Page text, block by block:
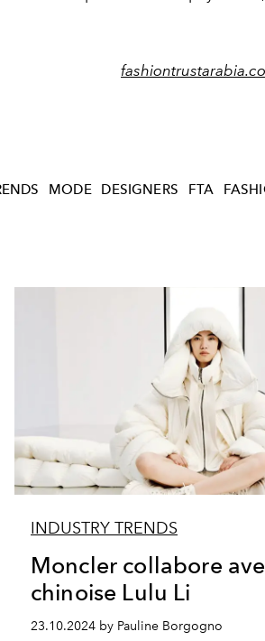
MODE DESIGNERS FTA
INDUSTRY TRENDS
Moncler collabore
chinoise Lulu Li
23.10.2024 by Pauline Borgogno